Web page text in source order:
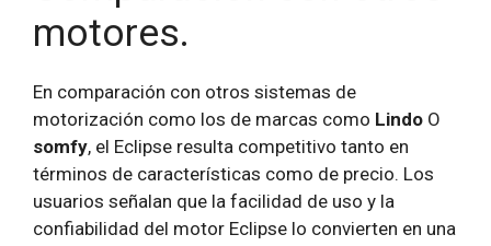
motores.
En comparación con otros sistemas de
motorización como los de marcas como Lindo O
somfy, el Eclipse resulta competitivo tanto en
términos de características como de precio. Los
usuarios señalan que la facilidad de uso y la
confiabilidad del motor Eclipse lo convierten en una